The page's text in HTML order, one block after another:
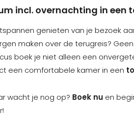
incl. overnachting in een
genieten van je bezoek
maken over de terugreis?
boek je niet alleen een
een comfortabele kamer in een
wacht je nog op? Boek nu en